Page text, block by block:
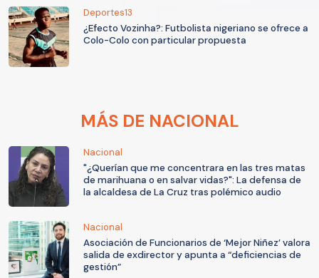
Deportes13
¿Efecto Vozinha?: Futbolista nigeriano se ofrece a
Colo-Colo con particular propuesta
MÁS DE NACIONAL
Nacional
"¿Querían que me concentrara en las tres matas
de marihuana o en salvar vidas?": La defensa de
la alcaldesa de La Cruz tras polémico audio
Nacional
Asociación de Funcionarios de ‘Mejor Niñez’ valora
salida de exdirector y apunta a “deficiencias de
gestión”